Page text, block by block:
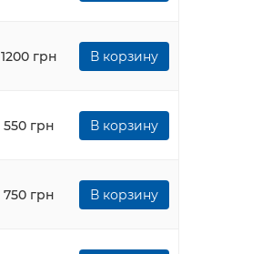
1200 грн В корзину
550 грн В корзину
750 грн В корзину